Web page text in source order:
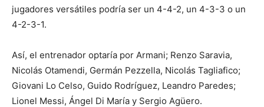
jugadores versátiles podría ser un 4-4-2, un 4-3-3 o un
4-2-3-1.
Así, el entrenador optaría por Armani; Renzo Saravia,
Nicolás Otamendi, Germán Pezzella, Nicolás Tagliafico;
Giovani Lo Celso, Guido Rodríguez, Leandro Paredes;
Lionel Messi, Ángel Di María y Sergio Agüero.